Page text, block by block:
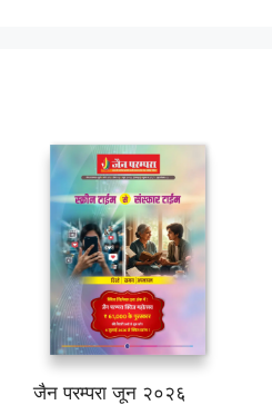
जैन परम्परा जून २०२६